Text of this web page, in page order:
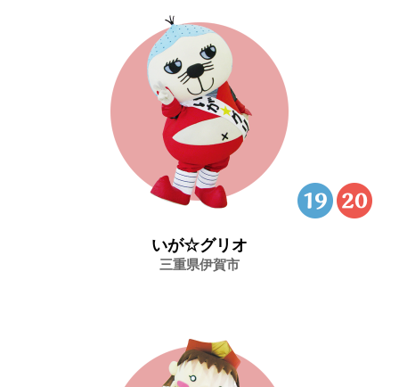
いが☆グリオ
三重県伊賀市